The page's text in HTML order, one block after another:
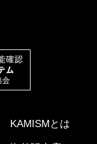
KAMISMとは